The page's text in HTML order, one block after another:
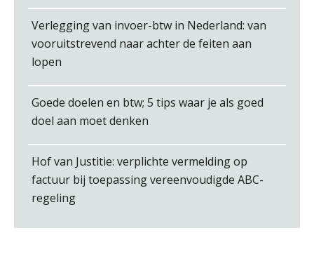
Verlegging van invoer-btw in Nederland: van
vooruitstrevend naar achter de feiten aan
lopen
Goede doelen en btw; 5 tips waar je als goed
doel aan moet denken
Hof van Justitie: verplichte vermelding op
factuur bij toepassing vereenvoudigde ABC-
regeling